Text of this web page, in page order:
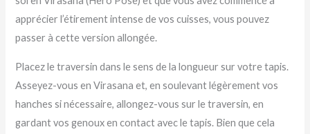
apprécier l’étirement intense de vos cuisses, vous pouvez
passer à cette version allongée.
Placez le traversin dans le sens de la longueur sur votre tapis.
Asseyez-vous en Virasana et, en soulevant légèrement vos
hanches si nécessaire, allongez-vous sur le traversin, en
gardant vos genoux en contact avec le tapis. Bien que cela